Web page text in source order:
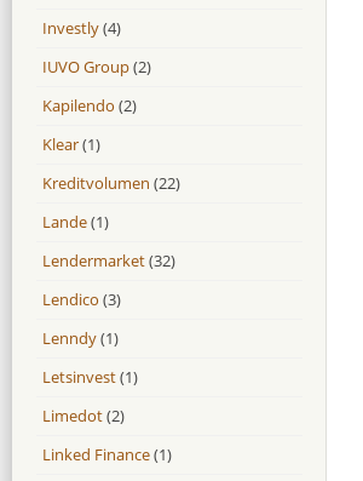
Investly(4)
IUVO Group(2)
Kapilendo (2)
Klear(1)
Kreditvolumen (22)
Lande(1)
Lendermarket(32)
Lendico (3)
Lenndy(1)
Letsinvest(1)
Limedot(2)
Linked Finance(1)